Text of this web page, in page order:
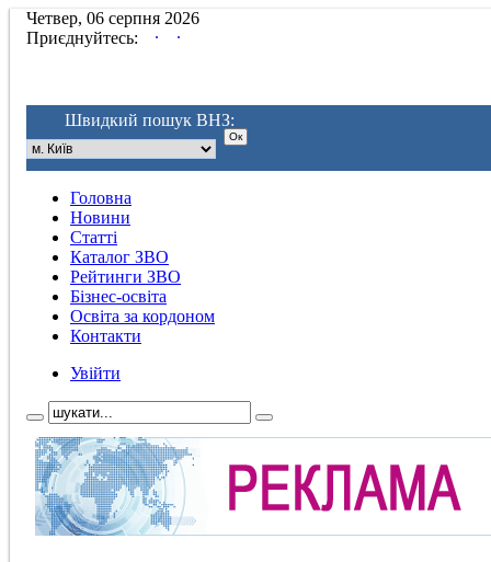
Четвер, 06 серпня 2026
Приєднуйтесь:
. .
Швидкий пошук ВНЗ:
Головна
Новини
Статті
Каталог ЗВО
Рейтинги ЗВО
Бізнес-освіта
Освіта за кордоном
Контакти
Увійти